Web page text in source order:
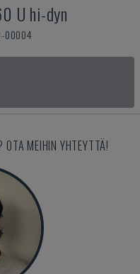
U hi-dyn
00004
OTA MEIHIN YHTEYTTÄ!